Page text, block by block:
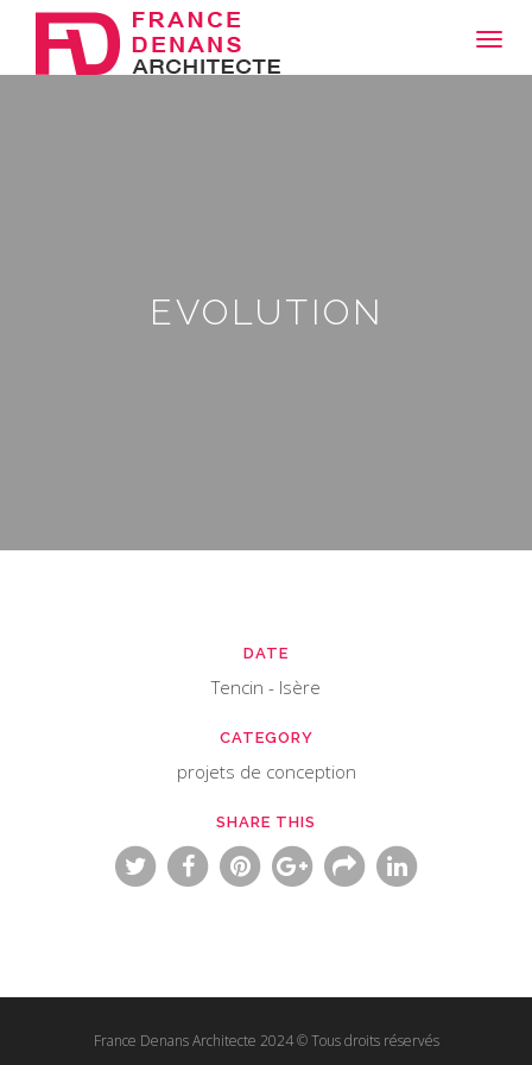
EVOLUTION
DATE
Tencin - Isère
CATEGORY
projets de conception
SHARE THIS
France Denans Architecte 2024 © Tous droits réservés